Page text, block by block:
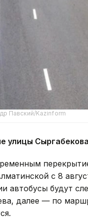
Павский/Kazinform
улицы Сыргабекова
с 8
автобусы будут
далее — по